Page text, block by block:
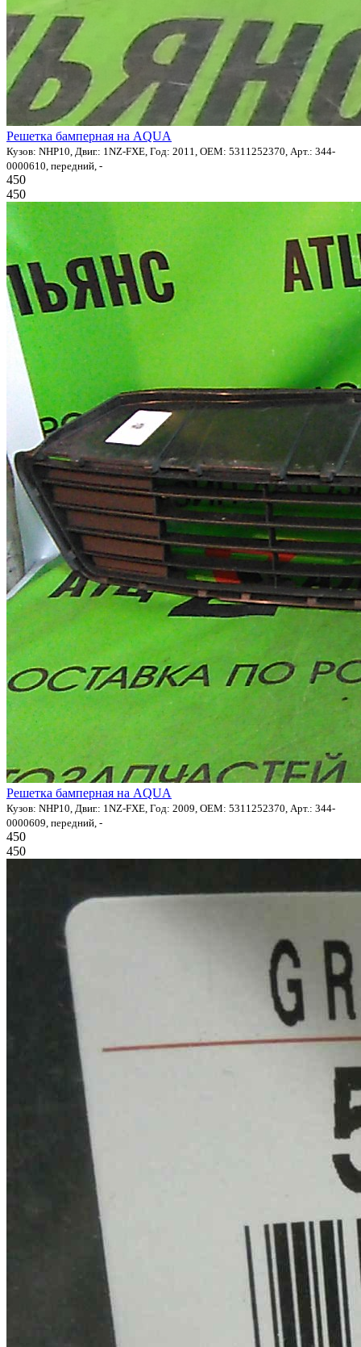
Решетка бамперная на AQUA
Кузов: NHP10, Двиг.: 1NZ-FXE, Год: 2011, OEM: 5311252370, Арт.: 344-
0000610, передний, -
450
450
Решетка бамперная на AQUA
Кузов: NHP10, Двиг.: 1NZ-FXE, Год: 2009, OEM: 5311252370, Арт.: 344-
0000609, передний, -
450
450